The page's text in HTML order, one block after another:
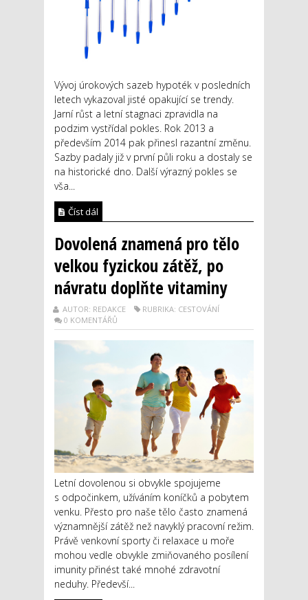
Vývoj úrokových sazeb hypoték v posledních
letech vykazoval jisté opakující se trendy.
Jarní růst a letní stagnaci zpravidla na
podzim vystřídal pokles. Rok 2013 a
především 2014 pak přinesl razantní změnu.
Sazby padaly již v první půli roku a dostaly se
na historické dno. Další výrazný pokles se
vša...
Číst dál
Dovolená znamená pro tělo
velkou fyzickou zátěž, po
návratu doplňte vitaminy
AUTOR: REDAKCE
RUBRIKA: CESTOVÁNÍ
0 KOMENTÁŘŮ
Letní dovolenou si obvykle spojujeme
s odpočinkem, užíváním koníčků a pobytem
venku. Přesto pro naše tělo často znamená
významnější zátěž než navyklý pracovní režim.
Právě venkovní sporty či relaxace u moře
mohou vedle obvykle zmiňovaného posílení
imunity přinést také mnohé zdravotní
neduhy. Předevší...